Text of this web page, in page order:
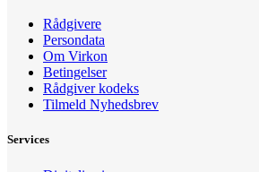
Rådgivere
Persondata
Om Virkon
Betingelser
Rådgiver kodeks
Tilmeld Nyhedsbrev
Services